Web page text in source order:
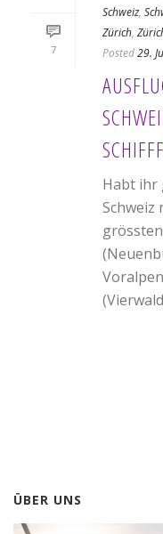
7
Schweiz,
Zürich,
Posted29.
Habt ihr
Schweiz
ÜBER UNS